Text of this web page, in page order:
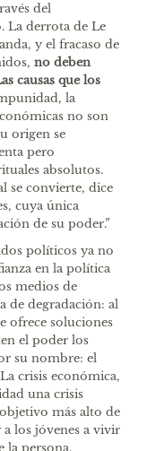
del
La derrota de Le
y el fracaso de
no deben
causas que los
la
no son
origen se
pero
absolutos.
se convierte, dice
cuya única
de su poder.”
políticos ya no
en la política
medios de
de degradación: al
ofrece soluciones
el poder los
su nombre: el
crisis económica,
una crisis
más alto de
a los jóvenes a vivir